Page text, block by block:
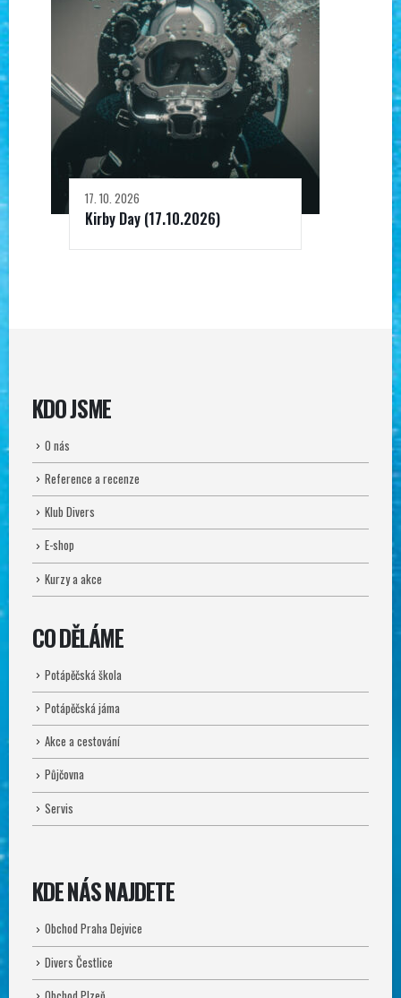
17. 10. 2026
Kirby Day (17.10.2026)
KDO JSME
O nás
Reference a recenze
Klub Divers
E-shop
Kurzy a akce
CO DĚLÁME
Potápěčská škola
Potápěčská jáma
Akce a cestování
Půjčovna
Servis
KDE NÁS NAJDETE
Obchod Praha Dejvice
Divers Čestlice